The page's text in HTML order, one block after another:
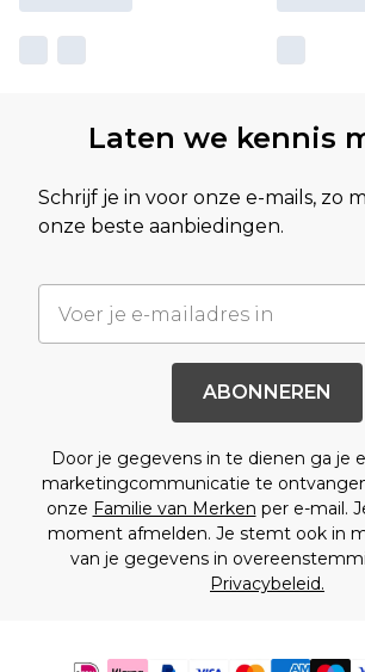
Laten we kennis
Schrijf je in voor onze e-mails, zo
onze beste aanbiedingen.
ABONNEREN
Door je gegevens in te dienen ga je
marketingcommunicatie te
onze Familie van Merken per e-mail.
moment afmelden. Je stemt ook in
van je gegevens in
Privacybeleid.